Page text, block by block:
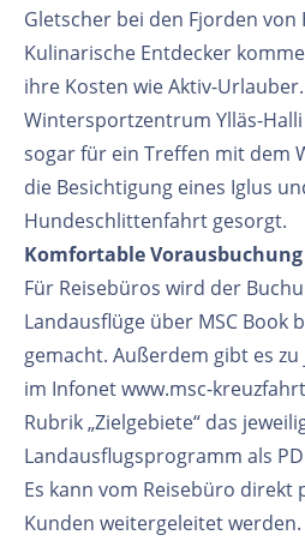
Gletscher bei den Fjorden von
Kulinarische Entdecker
ihre Kosten wie Aktiv-
Wintersportzentrum Ylläs-
sogar für ein Treffen mit dem
die Besichtigung eines Iglus
Hundeschlittenfahrt gesorgt.
Komfortable Vorausbuchung
Für Reisebüros wird der
Landausflüge über MSC Book
gemacht. Außerdem gibt es
im Infonet www.msc-
Rubrik „Zielgebiete“ das
Landausflugsprogramm als
Es kann vom Reisebüro direkt
Kunden weitergeleitet